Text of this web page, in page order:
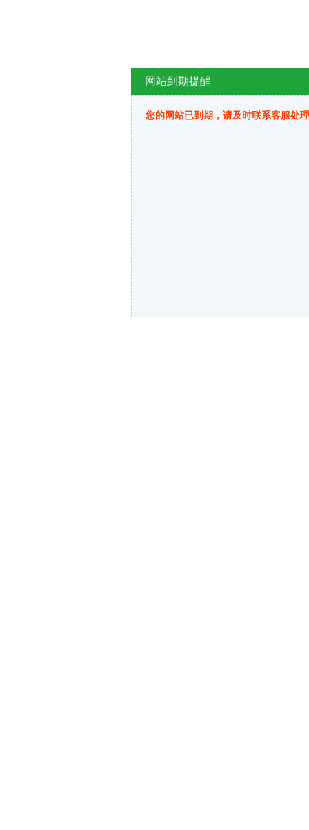
网站到期提醒
您的网站已到期，请及时联系客服处理